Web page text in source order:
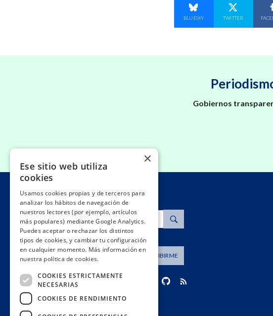
COMPARTE EN
BLUESKY
COMPARTE EN
TWITTER
Gobiernos
Buscar
Dirección de correo SUSCRIBIRME
contacto@civio.es
×
Ese sitio web utiliza
cookies
Usamos cookies propias y de terceros para
analizar los hábitos de navegación de
nuestros lectores (por ejemplo, artículos
más populares) mediante Google Analytics.
Puedes aceptar o rechazar los distintos
tipos de cookies, y cambiar tu configuración
en cualquier momento. Más información en
nuestra política de cookies.
COOKIES ESTRICTAMENTE
NECESARIAS
COOKIES DE RENDIMIENTO